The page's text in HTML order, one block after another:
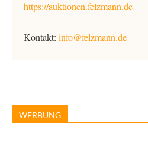
https://auktionen.felzmann.de
Kontakt: info@felzmann.de
WERBUNG